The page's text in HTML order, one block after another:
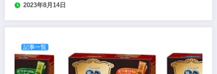
2023年8月14日
記事一覧